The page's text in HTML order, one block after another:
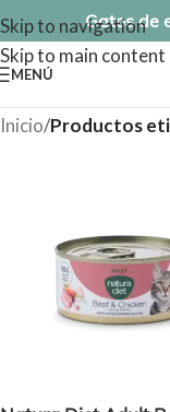
Skip to navigation
Skip to main content
Gatos de
MENÚ
Inicio/Productos